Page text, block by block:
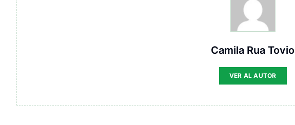
Camila Rua Tovio
VER AL AUTOR